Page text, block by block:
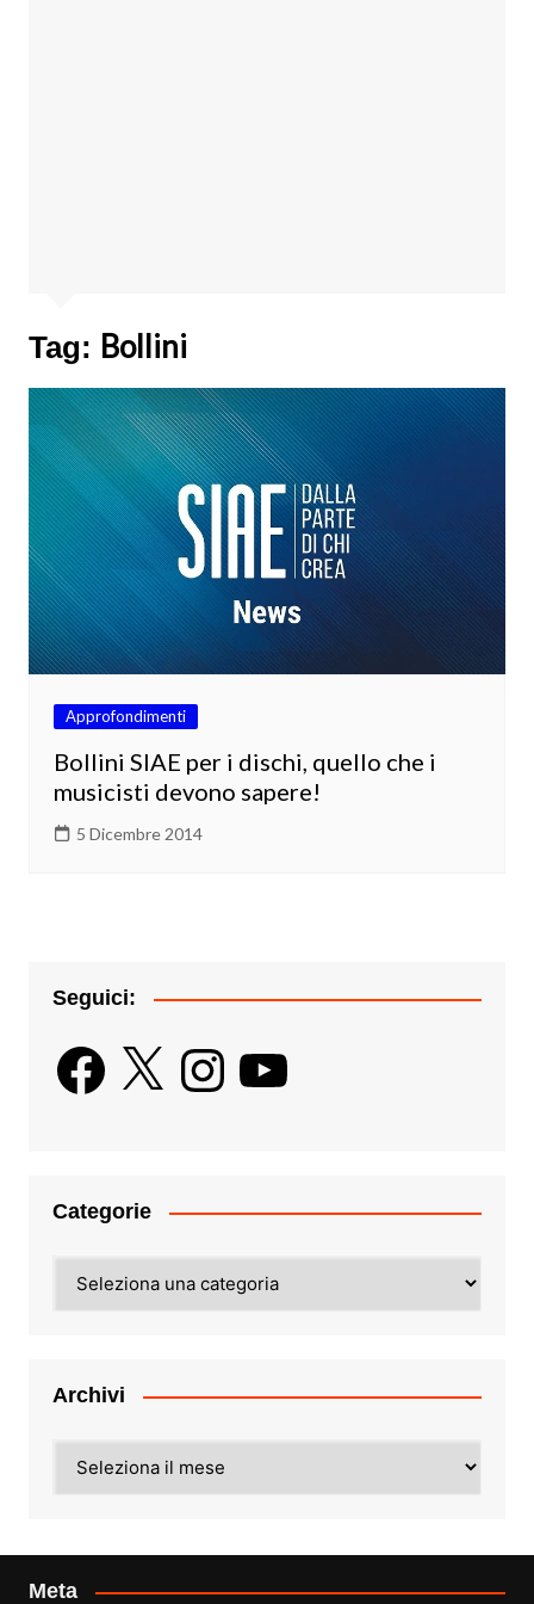
Tag: Bollini
Approfondimenti
Bollini SIAE per i dischi, quello che i
musicisti devono sapere!
5 Dicembre 2014
Seguici:
Facebook
X InstagramYouTube
Categorie
Archivi
Meta